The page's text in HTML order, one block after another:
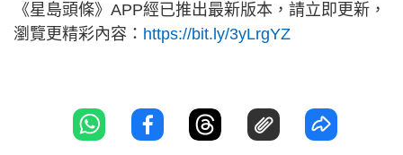
《星島頭條》APP經已推出最新版本，請立即更新，
瀏覽更精彩內容： https://bit.ly/3yLrgYZ